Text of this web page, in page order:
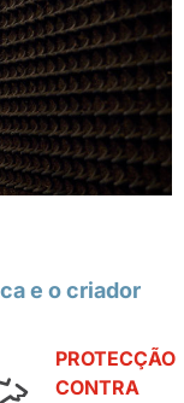
e o criador
PROTECÇÃO
CONTRA